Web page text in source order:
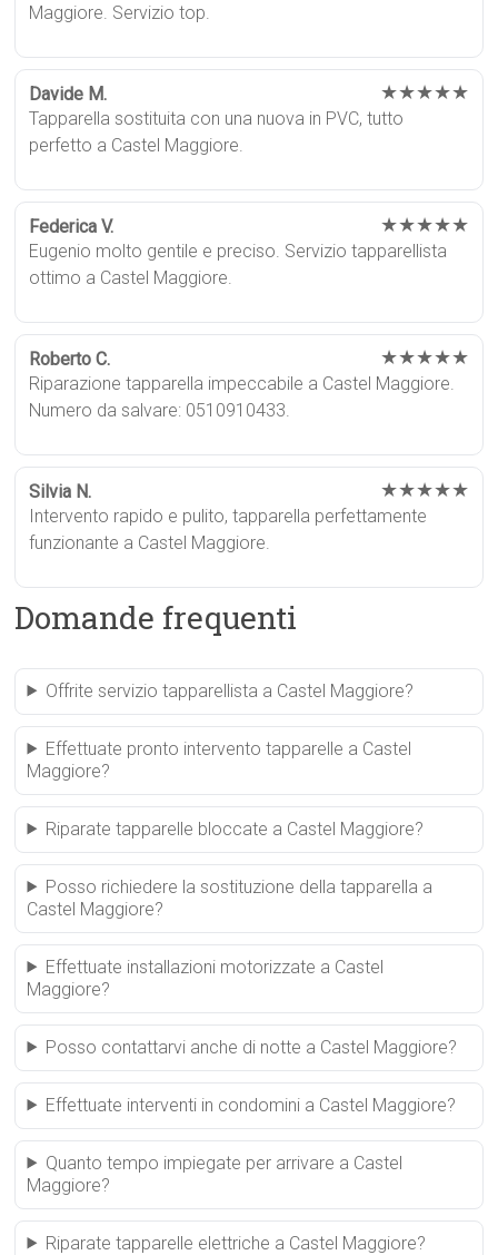
Maggiore. Servizio top.
Davide M. ★★★★★
Tapparella sostituita con una nuova in PVC, tutto
perfetto a Castel Maggiore.
Federica V. ★★★★★
Eugenio molto gentile e preciso. Servizio tapparellista
ottimo a Castel Maggiore.
Roberto C. ★★★★★
Riparazione tapparella impeccabile a Castel Maggiore.
Numero da salvare: 0510910433.
Silvia N. ★★★★★
Intervento rapido e pulito, tapparella perfettamente
funzionante a Castel Maggiore.
Domande frequenti
Offrite servizio tapparellista a Castel Maggiore?
Effettuate pronto intervento tapparelle a Castel
Maggiore?
Riparate tapparelle bloccate a Castel Maggiore?
Posso richiedere la sostituzione della tapparella a
Castel Maggiore?
Effettuate installazioni motorizzate a Castel
Maggiore?
Posso contattarvi anche di notte a Castel Maggiore?
Effettuate interventi in condomini a Castel Maggiore?
Quanto tempo impiegate per arrivare a Castel
Maggiore?
Riparate tapparelle elettriche a Castel Maggiore?